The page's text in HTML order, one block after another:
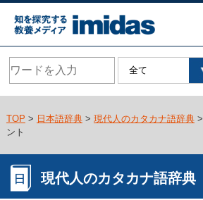
TOP > 日本語辞典> 現代人のカタカナ語辞典>
ント
現代人のカタカナ語辞典